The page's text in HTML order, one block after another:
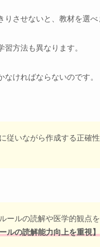
させないと、教材を選べ
方法も異なります。
ければならないのです。
従いながら作成する正確
ールの読解や医学的観点
ルの読解能力向上を重視】